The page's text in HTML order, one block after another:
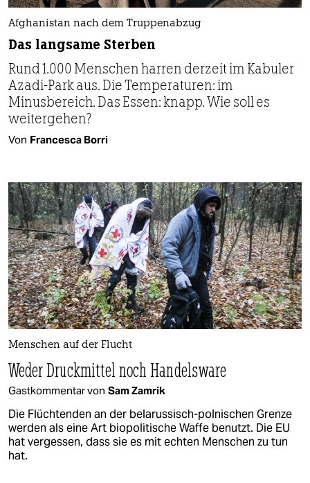
Afghanistan nach dem Truppenabzug
Das langsame Sterben
Rund 1.000 Menschen harren derzeit im Kabuler
Azadi-Park aus. Die Temperaturen: im
Minusbereich. Das Essen: knapp. Wie soll es
weitergehen?
Von Francesca Borri
Menschen auf der Flucht
Weder Druckmittel noch Handelsware
Gastkommentar von Sam Zamrik
Die Flüchtenden an der belarussisch-polnischen Grenze
werden als eine Art biopolitische Waffe benutzt. Die EU
hat vergessen, dass sie es mit echten Menschen zu tun
hat.